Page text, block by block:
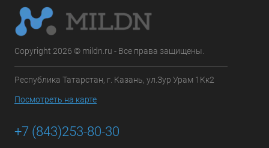
Copyright 2026 © mildn.ru - Все права защищены.
Республика Татарстан, г. Казань, ул.Зур Урам 1Кк2
Посмотреть на карте
+7 (843)253-80-30